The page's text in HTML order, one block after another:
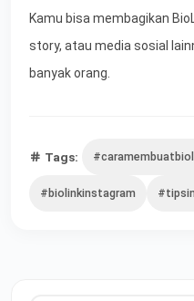
Kamu bisa membagikan
story, atau media sosial
banyak orang.
Tags:
#biolinkinstagram